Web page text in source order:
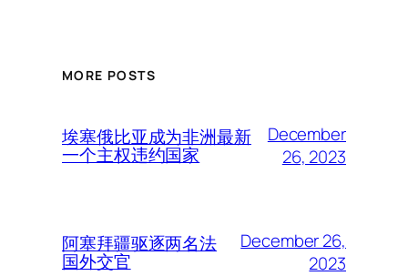
MORE POSTS
埃塞俄比亚成为非洲最新
一个主权违约国家
December
26, 2023
阿塞拜疆驱逐两名法
国外交官
December 26,
2023